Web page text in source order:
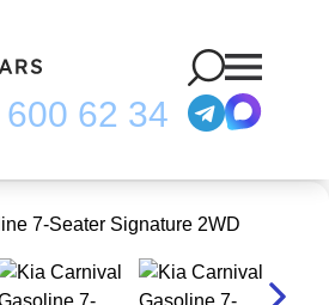
62 34
Gasoline 7-Seater Signature